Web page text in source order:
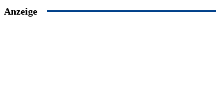
Anzeige